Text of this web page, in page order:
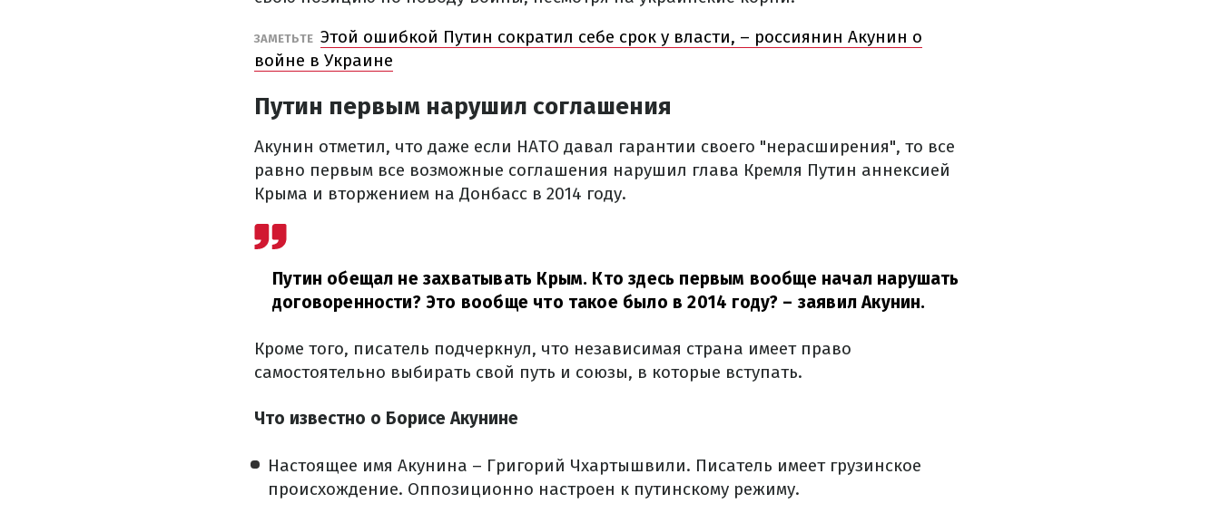
ЗАМЕТЬТЕ Этой ошибкой Путин сократил себе срок у власти, – россиянин Акунин о
войне в Украине
Путин первым нарушил соглашения
Акунин отметил, что даже если НАТО давал гарантии своего "нерасширения", то все
равно первым все возможные соглашения нарушил глава Кремля Путин аннексией
Крыма и вторжением на Донбасс в 2014 году.
Путин обещал не захватывать Крым. Кто здесь первым вообще начал нарушать
договоренности? Это вообще что такое было в 2014 году? – заявил Акунин.
Кроме того, писатель подчеркнул, что независимая страна имеет право
самостоятельно выбирать свой путь и союзы, в которые вступать.
Что известно о Борисе Акунине
Настоящее имя Акунина – Григорий Чхартышвили. Писатель имеет грузинское
происхождение. Оппозиционно настроен к путинскому режиму.